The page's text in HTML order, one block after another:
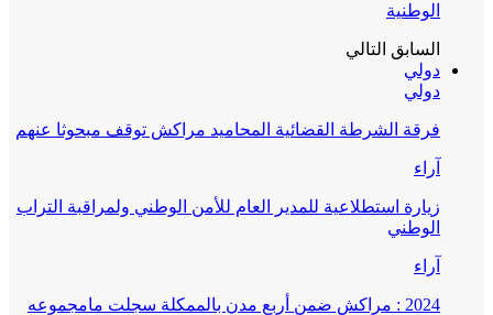
الوطنية
السابق التالي
دولي
دولي
فرقة الشرطة القضائية المحاميد مراكش توقف مبحوثا عنهم
آراء
زيارة استطلاعية للمدير العام للأمن الوطني ولمراقبة التراب
الوطني
آراء
2024 : مراكش ضمن أربع مدن بالممكلة سجلت مامجموعه